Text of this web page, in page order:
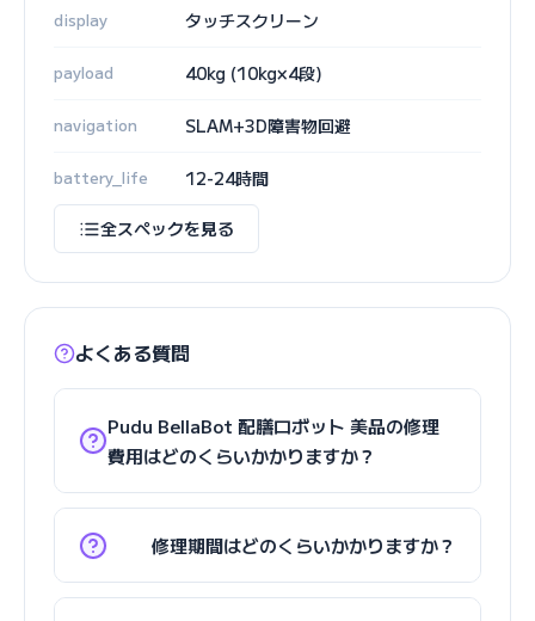
display タッチスクリーン
payload 40kg (10kg×4段)
navigation SLAM+3D障害物回避
battery_life 12-24時間
全スペックを見る
よくある質問
Pudu BellaBot 配膳ロボット 美品の修理
費用はどのくらいかかりますか？
修理期間はどのくらいかかりますか？